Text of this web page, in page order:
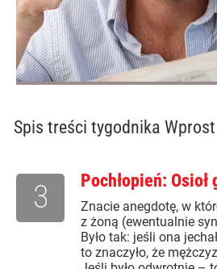
Spis treści tygodnika
Pochłopień:
Znacie anegdotę, w
z żoną (ewentualnie
Było tak: jeśli ona
to znaczyło, że
3